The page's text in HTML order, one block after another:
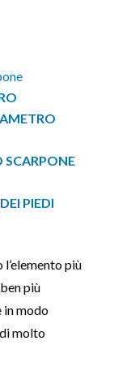
SCARPONE
PIEDI
più
più
in modo
molto